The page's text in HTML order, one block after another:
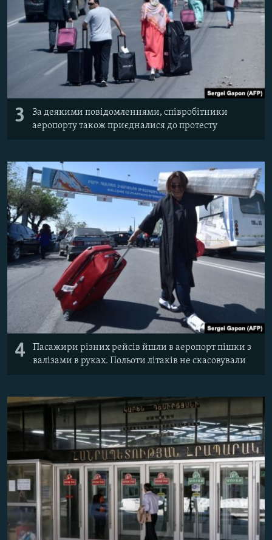
3
За деякими повідомленнями, співробітники
аеропорту також приєдналися до протесту
4
Пасажири різних рейсів йшли в аеропорт пішки з
валізами в руках. Польоти літаків не скасовували